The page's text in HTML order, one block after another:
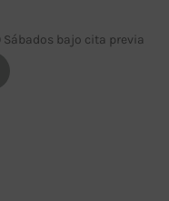
Sábados bajo cita previa